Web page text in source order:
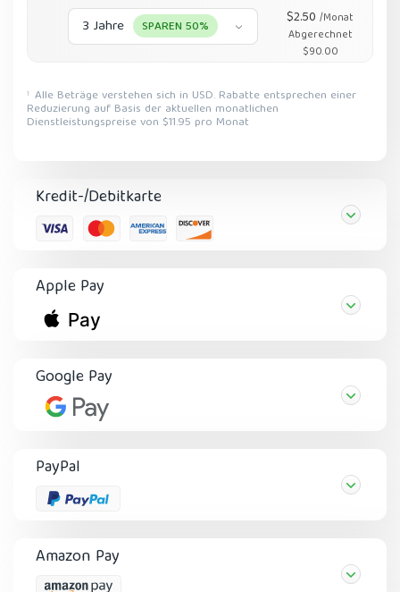
Kredit-/Debitkarte
Apple Pay
Google Pay
PayPal
Amazon Pay
3 Jahre SPAREN 50% $2.50/Monat
Abgerechnet
$90.00
1 Alle Beträge verstehen sich in USD. Rabatte entsprechen einer
Reduzierung auf Basis der aktuellen monatlichen
Dienstleistungspreise von $11.95 pro Monat